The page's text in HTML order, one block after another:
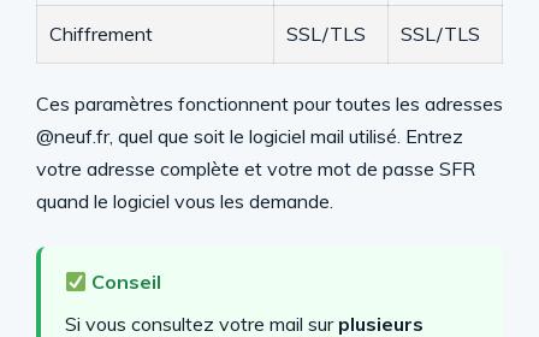
Chiffrement SSL/TLS SSL/TLS
Ces paramètres fonctionnent pour toutes les adresses
@neuf.fr, quel que soit le logiciel mail utilisé. Entrez
votre adresse complète et votre mot de passe SFR
quand le logiciel vous les demande.
Conseil
Si vous consultez votre mail sur plusieurs